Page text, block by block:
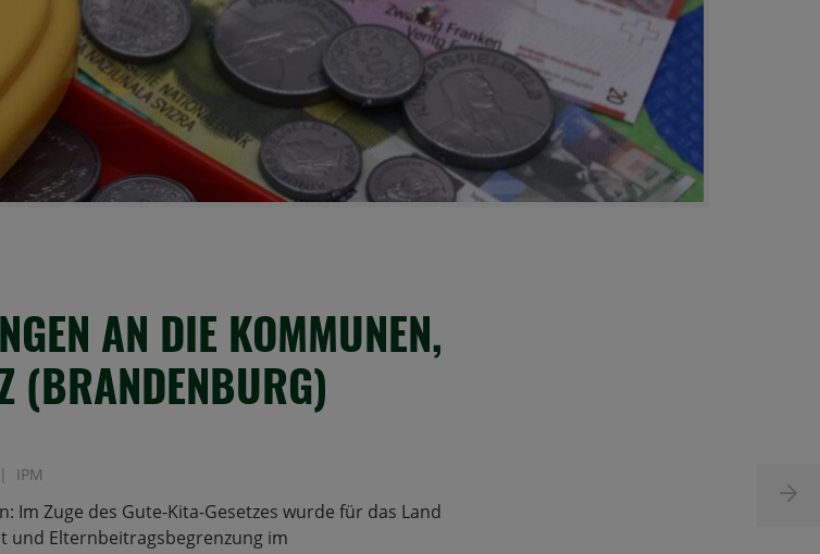
AN DIE KOMMUNEN,
(BRANDENBURG)
IPM
Im Zuge des Gute-Kita-Gesetzes wurde für das Land
und Elternbeitragsbegrenzung im